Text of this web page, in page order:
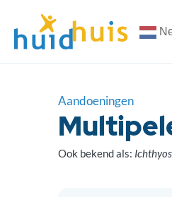
Aandoeningen
Ook bekend als: